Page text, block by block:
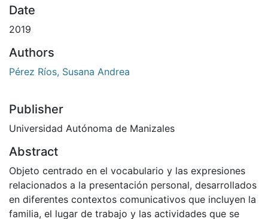
Date
2019
Authors
Pérez Ríos, Susana Andrea
Publisher
Universidad Autónoma de Manizales
Abstract
Objeto centrado en el vocabulario y las expresiones
relacionados a la presentación personal, desarrollados
en diferentes contextos comunicativos que incluyen la
familia, el lugar de trabajo y las actividades que se